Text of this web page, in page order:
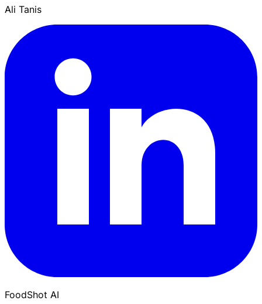
Ali Tanis
FoodShot AI